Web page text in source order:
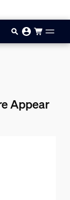
Appear